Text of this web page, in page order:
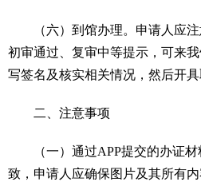
（六）到馆办理。申请人应
初审通过、复审中等提示，可来
写签名及核实相关情况，然后开具
二、注意事项
（一）通过APP提交的办证
致，申请人应确保图片及其所有